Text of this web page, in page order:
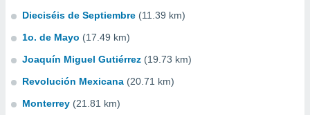
Dieciséis de Septiembre (11.39 km)
1o. de Mayo (17.49 km)
Joaquín Miguel Gutiérrez (19.73 km)
Revolución Mexicana (20.71 km)
Monterrey (21.81 km)